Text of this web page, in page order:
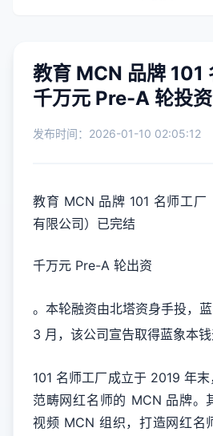
教育 MCN 品牌 101
千万元 Pre-A 轮投资
发布时间：2026-01-10 02:05:12
教育 MCN 品牌 101 名师工厂
有限公司）已完结
千万元 Pre-A 轮出资
。本轮融资由北塔资身手投，
3 月，该公司宣告取得蓝象本钱
101 名师工厂成立于 2019 年
范畴网红名师的 MCN 品牌。
视频 MCN 组织，打造网红名